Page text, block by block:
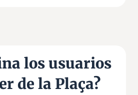
los usuarios
de la Plaça?